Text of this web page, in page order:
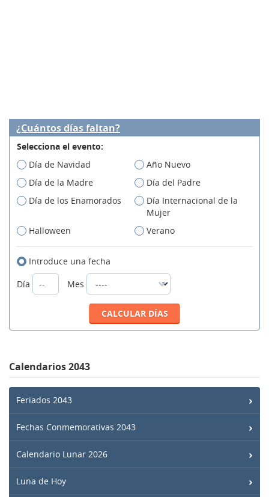
¿Cuántos días faltan?
Selecciona el evento:
Día de Navidad
Año Nuevo
Día de la Madre
Día del Padre
Día de los Enamorados
Día Internacional de la
Mujer
Halloween
Verano
Introduce una fecha
Día
Mes
Calendarios 2043
Feriados 2043
Fechas Conmemorativas 2043
Calendario Lunar 2026
Luna de Hoy